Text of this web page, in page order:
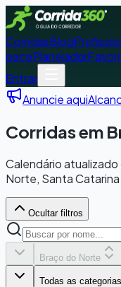
CorridasBlog
pacePlanejador
Entrar
Anuncie aqui
Corridas em
Calendário
Norte, Santa Catarina
Ocultar filtros
Braço do Norte
Todas as categorias